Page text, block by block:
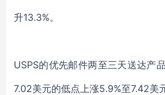
升13.3%。
USPS的优先邮件两至三天送达产
7.02美元的低点上涨5.9%至7.42美元